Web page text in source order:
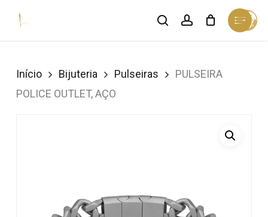
searchaccount
Menu
Close
Cart
Início Bijuteria Pulseiras
PULSEIRA
POLICE OUTLET, AÇO